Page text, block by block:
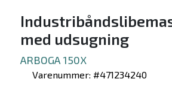
med udsugning
ARBOGA 150X
Varenummer: #471234240